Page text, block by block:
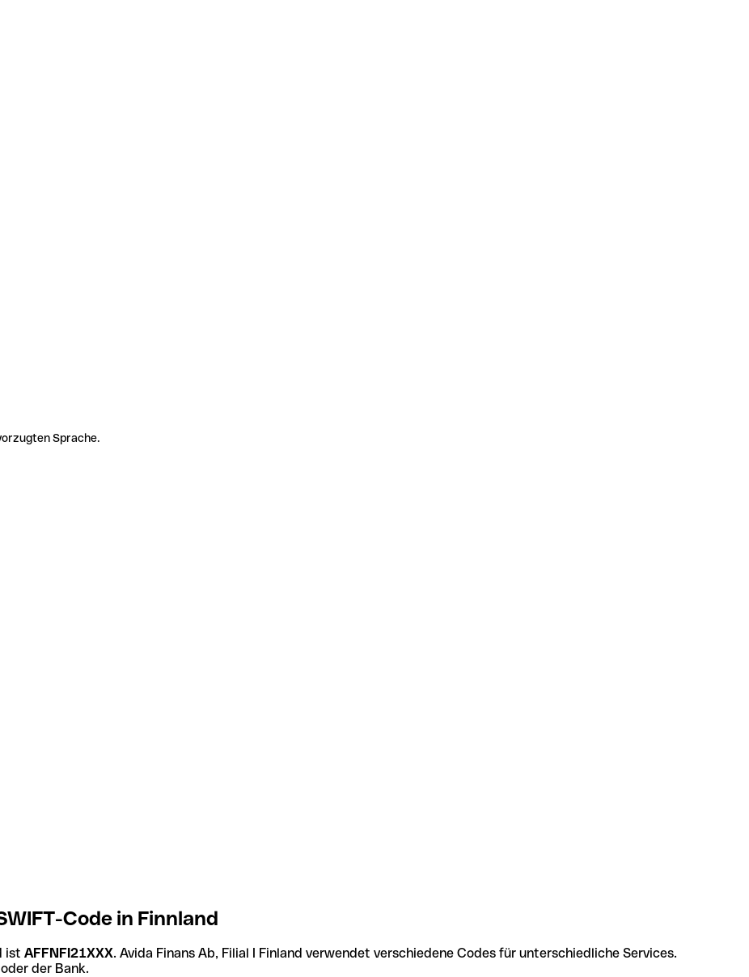
Sprache.
Code in Finnland
ist AFFNFI21XXX. Avida Finans Ab, Filial I Finland verwendet verschiedene Codes für unterschiedliche Services.
der Bank.